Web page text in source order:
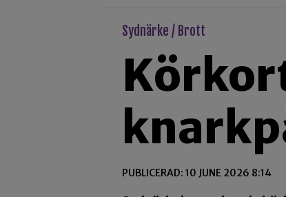
Sydnärke / Brott
PUBLICERAD: 10 JUNE 2026 8:14